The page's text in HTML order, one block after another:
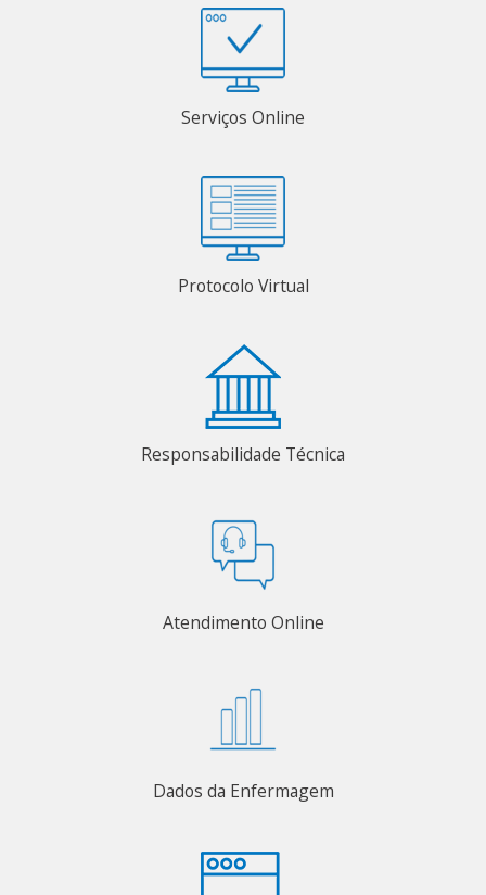
Serviços Online
Protocolo Virtual
Responsabilidade Técnica
Atendimento Online
Dados da Enfermagem